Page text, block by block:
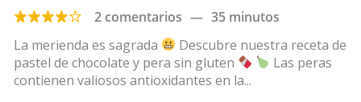
2 comentarios — 35 minutos
La merienda es sagrada
Descubre nuestra receta de
pastel de chocolate y pera sin gluten
Las peras
contienen valiosos antioxidantes en la...